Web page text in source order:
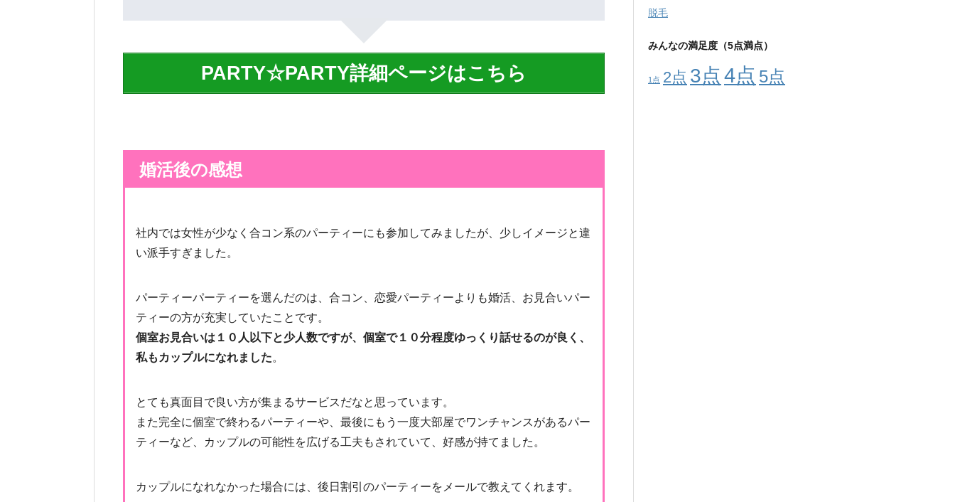
PARTY☆PARTY詳細ページはこちら
婚活後の感想
社内では女性が少なく合コン系のパーティーにも参加してみましたが、少しイメージと違
い派手すぎました。
パーティーパーティーを選んだのは、合コン、恋愛パーティーよりも婚活、お見合いパー
ティーの方が充実していたことです。
個室お見合いは１０人以下と少人数ですが、個室で１０分程度ゆっくり話せるのが良く、
私もカップルになれました。
とても真面目で良い方が集まるサービスだなと思っています。
また完全に個室で終わるパーティーや、最後にもう一度大部屋でワンチャンスがあるパー
ティーなど、カップルの可能性を広げる工夫もされていて、好感が持てました。
カップルになれなかった場合には、後日割引のパーティーをメールで教えてくれます。
脱毛
みんなの満足度（5点満点）
1点 2点 3点4点 5点